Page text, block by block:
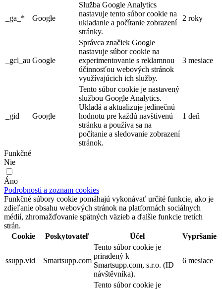
_ga_* Google
Služba Google Analytics
nastavuje tento súbor cookie na
ukladanie a počítanie zobrazení
stránky.
2 roky
_gcl_au Google
Správca značiek Google
nastavuje súbor cookie na
experimentovanie s reklamnou
účinnosťou webových stránok
využívajúcich ich služby.
3 mesiace
_gid Google
Tento súbor cookie je nastavený
službou Google Analytics.
Ukladá a aktualizuje jedinečnú
hodnotu pre každú navštívenú
stránku a používa sa na
počítanie a sledovanie zobrazení
stránok.
1 deň
Funkčné
Nie
Áno
Podrobnosti a zoznam cookies
Funkčné súbory cookie pomáhajú vykonávať určité funkcie, ako je
zdieľanie obsahu webových stránok na platformách sociálnych
médií, zhromažďovanie spätných väzieb a ďalšie funkcie tretích
strán.
Cookie
Poskytovateľ Účel Vypršanie
ssupp.vid Smartsupp.com
Tento súbor cookie je
priradený k
Smartsupp.com, s.r.o. (ID
návštěvníka).
6 mesiace
Tento súbor cookie je